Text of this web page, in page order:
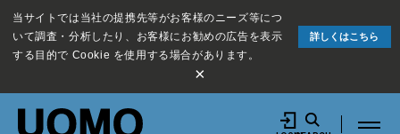
当サイトでは当社の提携先等がお客様のニーズ等につ
いて調査・分析したり、お客様にお勧めの広告を表示
する目的で Cookie を使用する場合があります。
詳しくはこちら
×